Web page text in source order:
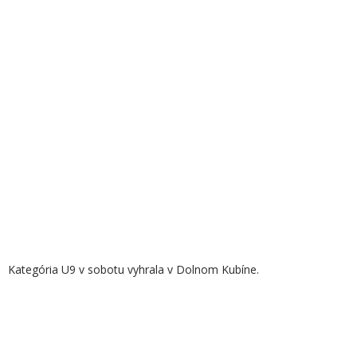
Kategória U9 v sobotu vyhrala v Dolnom Kubíne.